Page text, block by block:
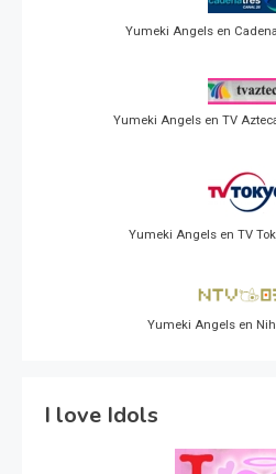
Yumeki Angels en
Yumeki Angels en TV
Yumeki Angels en TV
Yumeki Angels en
I love Idols